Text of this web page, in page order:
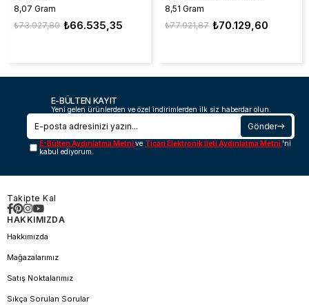
8,07 Gram
₺66.535,35
₺73.927,80
8,51 Gram
₺70.129,60
₺77.921,87
E-BÜLTEN KAYIT
Yeni gelen ürünlerden ve özel indirimlerden ilk siz haberdar olun.
Gönder
E-Bülten Aydınlatma Metnive Ticari Elektronik İleti Aydınlatma Metni 'ni
kabul ediyorum.
Takipte Kal
HAKKIMIZDA
Hakkımızda
Mağazalarımız
Satış Noktalarımız
Sıkça Sorulan Sorular